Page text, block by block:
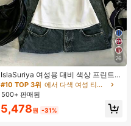
26
IslaSuriya 여성용 대비 색상 프린트 V
넥 슬림핏 반팔 티셔츠
#10 TOP 3위
에서 다색 여성 티셔츠
500+ 판매됨
5,478원 -31%